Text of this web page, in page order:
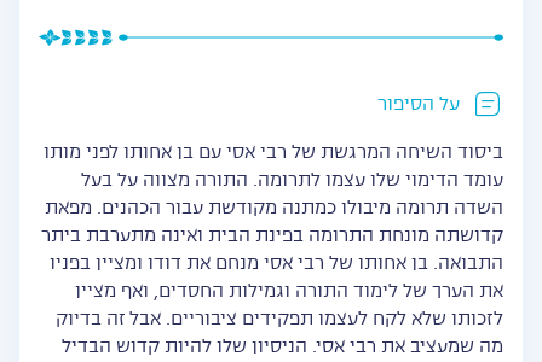
על הסיפור
ביסוד השיחה המרגשת של רבי אסי עם בן אחותו לפני מותו
עומד הדימוי שלו עצמו לתרומה. התורה מצווה על בעל
השדה תרומה מיבולו כמתנה מקודשת עבור הכהנים. מפאת
קדושתה מונחת התרומה בפינת הבית ואינה מתערבת ביתר
התבואה. בן אחותו של רבי אסי מנחם את דודו ומציין בפניו
את הערך של לימוד התורה וגמילות החסדים, ואף מציין
לזכותו שלא לקח לעצמו תפקידים ציבוריים. אבל זה בדיוק
מה שמעציב את רבי אסי. הניסיון שלו להיות קדוש הבדיל